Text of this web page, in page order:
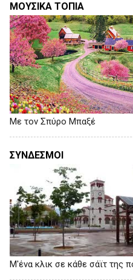
ΜΟΥΣΙΚΑ ΤΟΠΙΑ
Με τον Σπύρο Μπαξέ
ΣΥΝΔΕΣΜΟΙ
Μ'ένα κλικ σε κάθε σάϊτ της